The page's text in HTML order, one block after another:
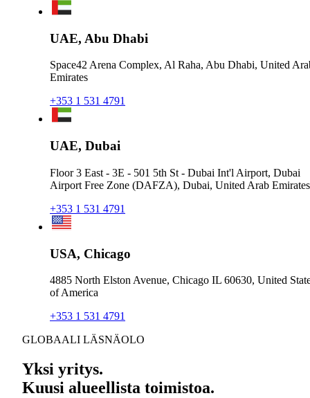
UAE, Abu Dhabi
Space42 Arena Complex, Al Raha, Abu Dhabi, United
Emirates
+353 1 531 4791
UAE, Dubai
Floor 3 East - 3E - 501 5th St - Dubai Int'l Airport, Dubai
Airport Free Zone (DAFZA), Dubai, United Arab Emirates
+353 1 531 4791
USA, Chicago
4885 North Elston Avenue, Chicago IL 60630, United
of America
+353 1 531 4791
GLOBAALI LÄSNÄOLO
Yksi yritys.
Kuusi alueellista toimistoa.